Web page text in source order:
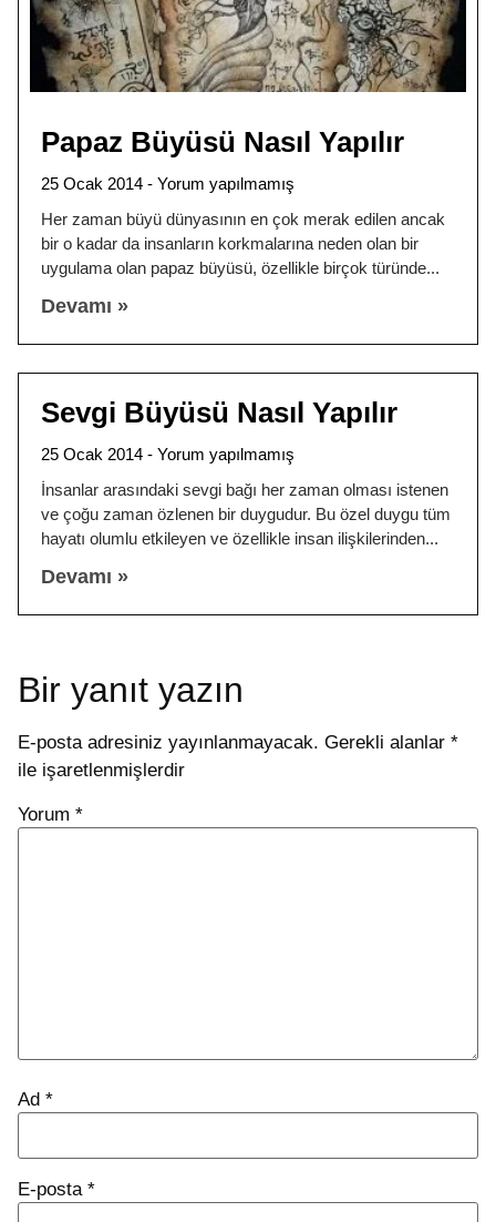
Papaz Büyüsü Nasıl Yapılır
25 Ocak 2014
Yorum yapılmamış
Her zaman büyü dünyasının en çok merak edilen ancak
bir o kadar da insanların korkmalarına neden olan bir
uygulama olan papaz büyüsü, özellikle birçok türünde
Devamı »
Sevgi Büyüsü Nasıl Yapılır
25 Ocak 2014
Yorum yapılmamış
İnsanlar arasındaki sevgi bağı her zaman olması istenen
ve çoğu zaman özlenen bir duygudur. Bu özel duygu tüm
hayatı olumlu etkileyen ve özellikle insan ilişkilerinden
Devamı »
Bir yanıt yazın
E-posta adresiniz yayınlanmayacak. Gerekli alanlar *
ile işaretlenmişlerdir
Yorum *
Ad *
E-posta *